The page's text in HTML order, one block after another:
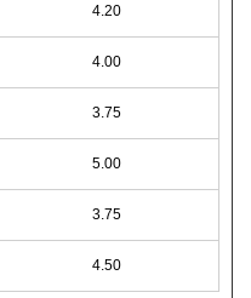
4.20
4.00
3.75
5.00
3.75
4.50